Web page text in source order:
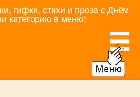
гифки, стихи и проза с Днём
категорию в меню!